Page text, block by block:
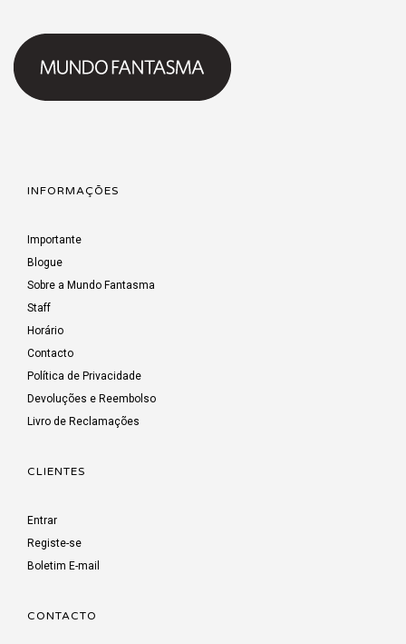
INFORMAÇÕES
Importante
Blogue
Sobre a Mundo Fantasma
Staff
Horário
Contacto
Política de Privacidade
Devoluções e Reembolso
Livro de Reclamações
CLIENTES
Entrar
Registe-se
Boletim E-mail
CONTACTO